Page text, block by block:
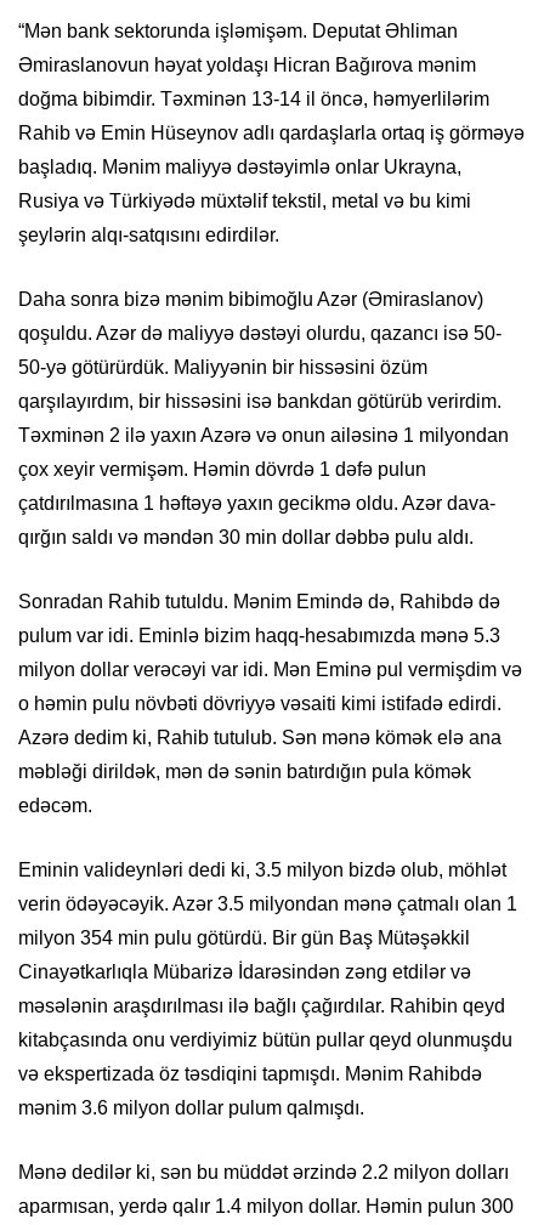
“Mən bank sektorunda işləmişəm. Deputat Əhliman
Əmiraslanovun həyat yoldaşı Hicran Bağırova mənim
doğma bibimdir. Təxminən 13-14 il öncə, həmyerlilərim
Rahib və Emin Hüseynov adlı qardaşlarla ortaq iş görməyə
başladıq. Mənim maliyyə dəstəyimlə onlar Ukrayna,
Rusiya və Türkiyədə müxtəlif tekstil, metal və bu kimi
şeylərin alqı-satqısını edirdilər.
Daha sonra bizə mənim bibimoğlu Azər (Əmiraslanov)
qoşuldu. Azər də maliyyə dəstəyi olurdu, qazancı isə 50-
50-yə götürürdük. Maliyyənin bir hissəsini özüm
qarşılayırdım, bir hissəsini isə bankdan götürüb verirdim.
Təxminən 2 ilə yaxın Azərə və onun ailəsinə 1 milyondan
çox xeyir vermişəm. Həmin dövrdə 1 dəfə pulun
çatdırılmasına 1 həftəyə yaxın gecikmə oldu. Azər dava-
qırğın saldı və məndən 30 min dollar dəbbə pulu aldı.
Sonradan Rahib tutuldu. Mənim Emində də, Rahibdə də
pulum var idi. Eminlə bizim haqq-hesabımızda mənə 5.3
milyon dollar verəcəyi var idi. Mən Eminə pul vermişdim və
o həmin pulu növbəti dövriyyə vəsaiti kimi istifadə edirdi.
Azərə dedim ki, Rahib tutulub. Sən mənə kömək elə ana
məbləği dirildək, mən də sənin batırdığın pula kömək
edəcəm.
Eminin valideynləri dedi ki, 3.5 milyon bizdə olub, möhlət
verin ödəyəcəyik. Azər 3.5 milyondan mənə çatmalı olan 1
milyon 354 min pulu götürdü. Bir gün Baş Mütəşəkkil
Cinayətkarlıqla Mübarizə İdarəsindən zəng etdilər və
məsələnin araşdırılması ilə bağlı çağırdılar. Rahibin qeyd
kitabçasında onu verdiyimiz bütün pullar qeyd olunmuşdu
və ekspertizada öz təsdiqini tapmışdı. Mənim Rahibdə
mənim 3.6 milyon dollar pulum qalmışdı.
Mənə dedilər ki, sən bu müddət ərzində 2.2 milyon dolları
aparmısan, yerdə qalır 1.4 milyon dollar. Həmin pulun 300